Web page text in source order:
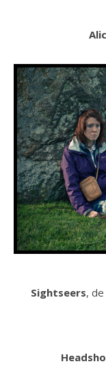
Sightseers,